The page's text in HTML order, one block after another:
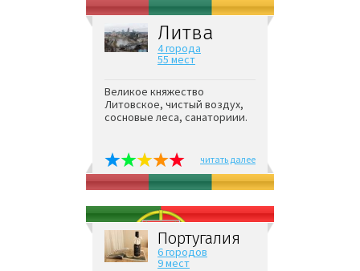
Литва
4 города
55 мест
Великое княжество
Литовское, чистый воздух,
сосновые леса, санаториии.
читать далее
Португалия
6 городов
9 мест